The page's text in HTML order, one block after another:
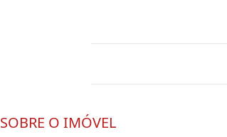
SOBRE O IMÓVEL